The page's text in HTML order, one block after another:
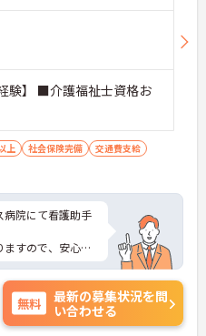
験】 ■介護福祉士資格お
上 社会保険完備
交通費支給
病院にて看護助手
すので、安心し
ントなど、さら
気軽にご相談く
無料
最新の募集状況を問
い合わせる